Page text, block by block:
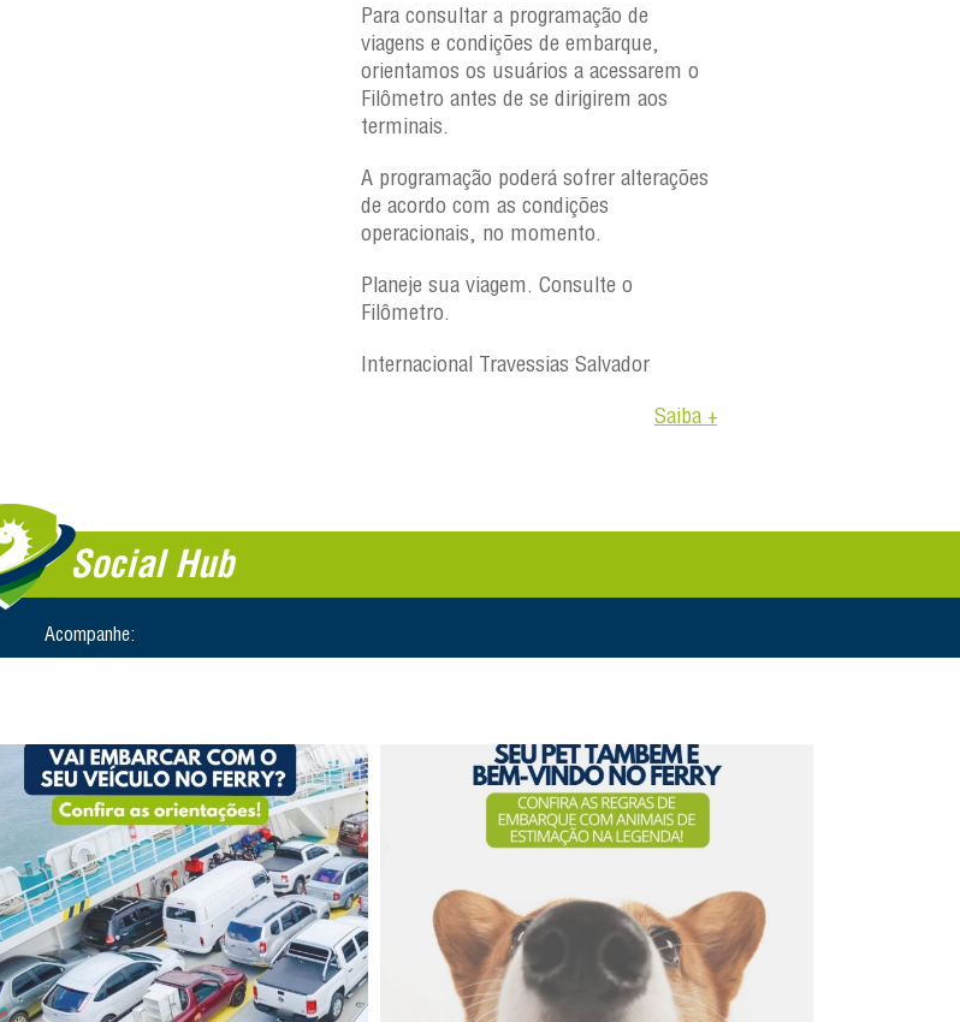
Para consultar a programação de
viagens e condições de embarque,
orientamos os usuários a acessarem o
Filômetro antes de se dirigirem aos
terminais.
A programação poderá sofrer alterações
de acordo com as condições
operacionais, no momento.
Planeje sua viagem. Consulte o
Filômetro.
Internacional Travessias Salvador
Saiba +
Social Hub
Acompanhe: